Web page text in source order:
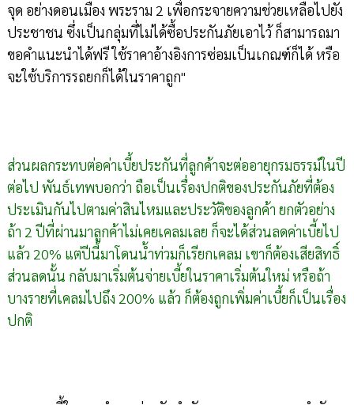
จุด อย่างดอนเมือง พระราม 2 เพื่อกระจายความช่วยเหลือไปยัง
ประชาชน ซึ่งเป็นกลุ่มที่ไม่ได้ซื้อประกันภัยเอาไว้ ก็สามารถมา
ขอคำแนะนำได้ฟรี ใช้ราคาอ้างอิงการซ่อมเป็นเกณฑ์ก็ได้ หรือ
จะใช้บริการรถยกก็ได้ในราคาถูก"
ส่วนผลกระทบต่อค่าเบี้ยประกันที่ลูกค้าจะต่ออายุกรมธรรม์ในปี
ต่อไป พันธ์เทพบอกว่า ถือเป็นเรื่องปกติของประกันภัยที่ต้อง
ประเมินกันไปตามค่าสินไหมและประวัติของลูกค้า ยกตัวอย่าง
ถ้า 2 ปีที่ผ่านมาลูกค้าไม่เคยเคลมเลย ก็จะได้ส่วนลดค่าเบี้ยไป
แล้ว 20% แต่ปีนี้มาโดนน้ำท่วมก็เรียกเคลม เขาก็ต้องเสียสิทธิ์
ส่วนลดนั้น กลับมาเริ่มต้นจ่ายเบี้ยในราคาเริ่มต้นใหม่ หรือถ้า
บางรายที่เคลมไปถึง 200% แล้ว ก็ต้องถูกเพิ่มค่าเบี้ยก็เป็นเรื่อง
ปกติ